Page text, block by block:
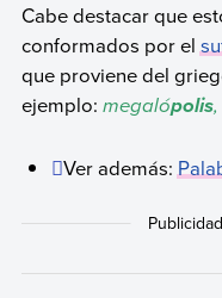
Cabe destacar que
conformados por el
que proviene del
ejemplo: megalópolis
Ver además: